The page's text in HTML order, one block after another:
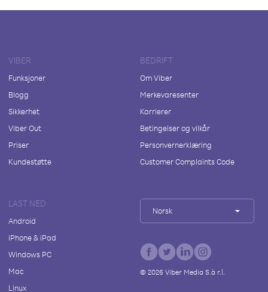
VIBER
Funksjoner
Blogg
Sikkerhet
Viber Out
Priser
Kundestøtte
BEDRIFT
Om Viber
Merkevaresenter
Karrierer
Betingelser og vilkår
Personvernerklæring
Customer Complaints Code
LAST NED
Android
iPhone & iPad
Windows PC
Mac
Linux
Norsk
© 2026Viber Media S.à r.l.